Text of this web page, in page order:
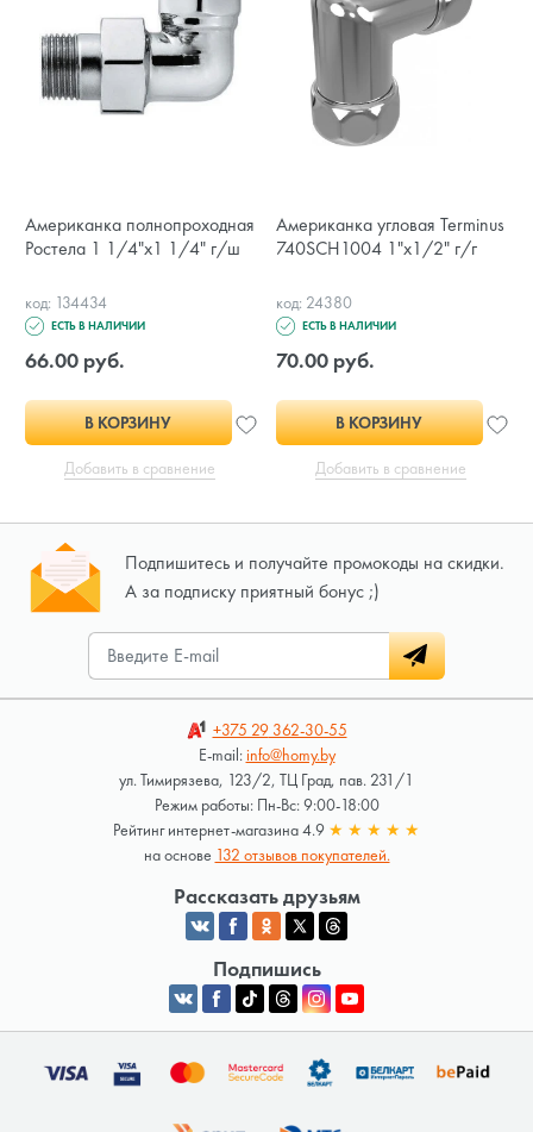
Американка полнопроходная
Ростела 1 1/4"х1 1/4" г/ш
код: 134434
ЕСТЬ В НАЛИЧИИ
66.00 руб.
В КОРЗИНУ
Добавить в сравнение
Американка угловая Terminus
740SCH1004 1"х1/2" г/г
код: 24380
ЕСТЬ В НАЛИЧИИ
70.00 руб.
В КОРЗИНУ
Добавить в сравнение
Подпишитесь и получайте промокоды на скидки.
А за подписку приятный бонус ;)
+375 29362-30-55
E-mail:info@homy.by
ул. Тимирязева, 123/2, ТЦ Град, пав. 231/1
Режим работы: Пн-Вс: 9:00-18:00
Рейтинг интернет-магазина 4.9 ★ ★ ★ ★ ★
на основе 132 отзывов покупателей.
Рассказать друзьям
Подпишись